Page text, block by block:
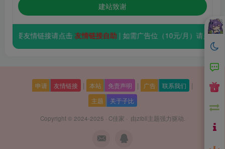
建站致谢
友情链接请点击友情链接自助| 如需广告位（10元/月）请点击立即
申请 友情链接 | 本站 免责声明 | 广告 联系我们 |
主题 关于子比
Copyright © 2024-2025 · C佳家 · 由zibll主题强力驱动.